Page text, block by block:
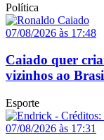
Política
07/08/2026 às 17:48
Caiado quer
vizinhos ao
Esporte
07/08/2026 às 17:31